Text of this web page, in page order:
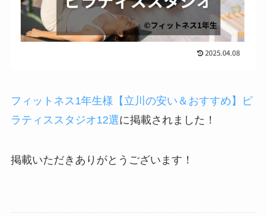
フィットネス1年生様 【立川の安い＆おすすめ】ピ
ラティススタジオ12選に掲載されました！
掲載いただきありがとうございます！